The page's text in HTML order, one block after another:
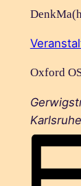
Oxford
Karlsruhe